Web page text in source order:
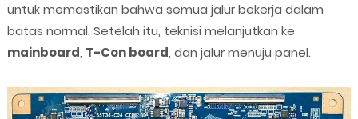
untuk memastikan bahwa semua jalur bekerja dalam
batas normal. Setelah itu, teknisi melanjutkan ke
mainboard, T-Con board, dan jalur menuju panel.